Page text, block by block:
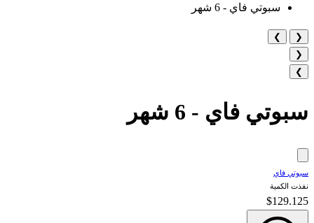
سبوتي فاي - 6 شهر
❮
❯
❮
❯
سبوتي فاي - 6 شهر
سبوتي فاي
نفذت الكمية
$129.125